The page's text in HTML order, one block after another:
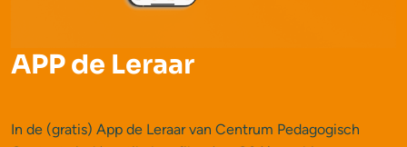
APP de Leraar
In de (gratis) App de Leraar van Centrum Pedagogisch